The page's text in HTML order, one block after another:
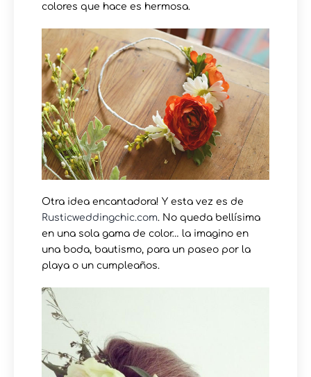
colores que hace es hermosa.
Otra idea encantadora! Y esta vez es de
Rusticweddingchic.com. No queda bellísima
en una sola gama de color… la imagino en
una boda, bautismo, para un paseo por la
playa o un cumpleaños.